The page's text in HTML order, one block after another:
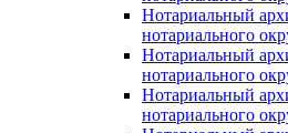
Нотариальный
нотариального
Нотариальный
нотариального
Нотариальный
нотариального